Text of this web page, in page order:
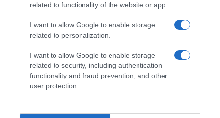
related to functionality of the website or app.
I want to allow Google to enable storage
related to personalization.
I want to allow Google to enable storage
related to security, including authentication
functionality and fraud prevention, and other
user protection.